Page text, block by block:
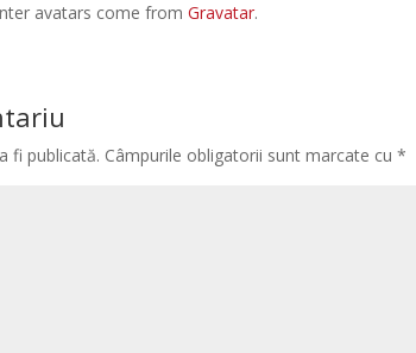
avatars come fromGravatar.
fi publicată. Câmpurile obligatorii sunt marcate cu*